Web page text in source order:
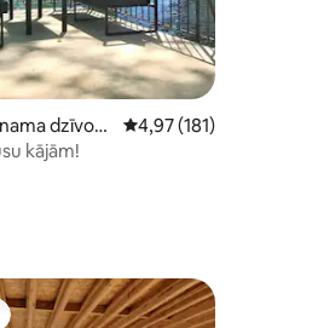
skaits: 104
dzīvokli
Vidējais vērtējums:
4,97 (181)
kājām!